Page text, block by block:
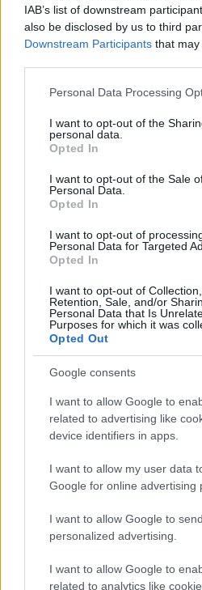
IAB’s list of downstream
also be disclosed by us to third
Downstream Participants that
Please note that this website/app
not limited to your visit or usage
grant or deny consent to Google
use your data for below specified
consent section.
Personal Data Processing
I want to opt-out of the
personal data.
Opted In
I want to opt-out of the Sale
Personal Data.
Opted In
I want to opt-out of
Personal Data for Targeted
Opted In
I want to opt-out of Collection,
Retention, Sale, and/or
Personal Data that Is
Purposes for which it was
Opted Out
Google consents
I want to allow Google to
related to advertising like
device identifiers in apps.
I want to allow my user data
Google for online advertising
I want to allow Google to
personalized advertising.
I want to allow Google to
related to analytics like
Mindez azonban
helyen. Ez végül nem
versenyző viszonylag
futam elején még támadó
EZEKET IS
FORMA-1
Rendkívül
Aston Martin
A szakértő
üres
nevezte az
csapatnál